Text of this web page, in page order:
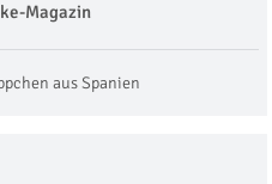
Magazin
aus Spanien